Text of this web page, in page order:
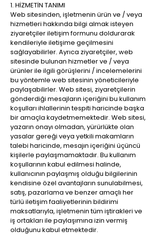
1. HİZMETİN TANIMI
Web sitesinden, işletmenin ürün ve / veya
hizmetleri hakkında bilgi almak isteyen
ziyaretçiler iletişim formunu doldurarak
kendileriyle iletişime geçilmesini
sağlayabilirler. Ayrıca ziyaretçiler, web
sitesinde bulunan hizmetler ve / veya
ürünler ile ilgili görüşlerini / incelemelerini
bu yöntemle web sitesinin yöneticileriyle
paylaşabilirler. Web sitesi, ziyaretçilerin
gönderdiği mesajların içeriğini bu kullanım
koşulları ihlallerinin tespiti haricinde başka
bir amaçla kaydetmemektedir. Web sitesi,
yazarın onayı olmadan, yürürlükte olan
yasalar gereği veya yetkili makamların
talebi haricinde, mesajın içeriğini üçüncü
kişilerle paylaşmamaktadır. Bu kullanım
koşullarının kabul edilmesi halinde,
kullanıcının paylaşmış olduğu bilgilerinin
kendisine özel avantajların sunulabilmesi,
satış, pazarlama ve benzer amaçlı her
türlü iletişim faaliyetlerinin bildirimi
maksatlarıyla, işletmenin tüm iştirakleri ve
iş ortakları ile paylaşımına izin vermiş
olduğunu kabul etmektedir.